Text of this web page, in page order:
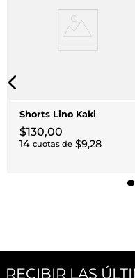
Shorts Lino Kaki
$130,00
14 cuotas de $9,28
RECIBIR LAS